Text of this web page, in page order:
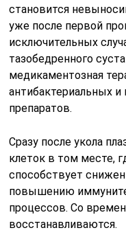
становится
уже после первой
исключительных
тазобедренного
медикаментозная
антибактериальных
препаратов.
Сразу после укола
клеток в том месте,
способствует
повышению
процессов. Со
восстанавливаются.